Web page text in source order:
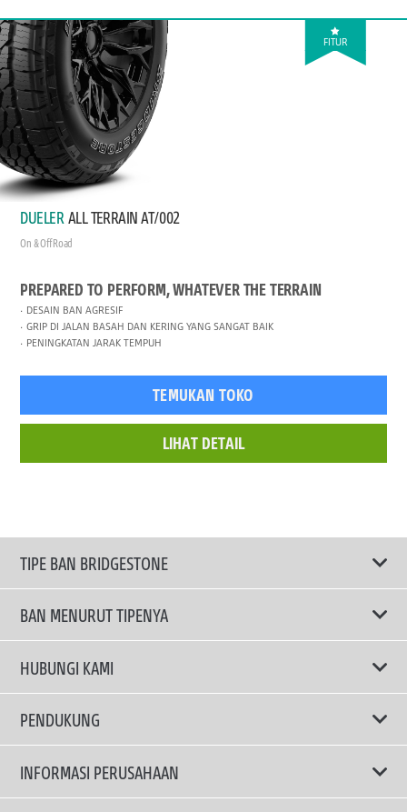
FITUR
DUELER ALL TERRAIN AT/002
On & Off Road
PREPARED TO PERFORM, WHATEVER THE TERRAIN
DESAIN BAN AGRESIF
GRIP DI JALAN BASAH DAN KERING YANG SANGAT BAIK
PENINGKATAN JARAK TEMPUH
TEMUKAN TOKO
LIHAT DETAIL
TIPE BAN BRIDGESTONE
TRUCKS & BUSES TYRES
BAN MENURUT TIPENYA
Ban ENLITEN
Ban Performa
Ban Touring
HUBUNGI KAMI
Email Kami
PENDUKUNG
Privacy Policy
Terms Of Use
INFORMASI PERUSAHAAN